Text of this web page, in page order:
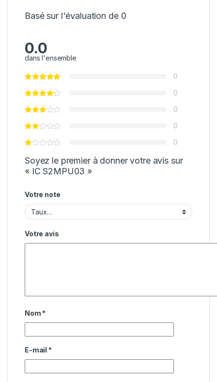
Basé sur l'évaluation de 0
0.0
dans l'ensemble
0
0
0
0
0
Soyez le premier à donner votre avis sur
« IC S2MPU03 »
Votre note
Votre avis
Nom *
E-mail *